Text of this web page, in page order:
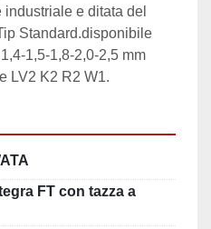
e ditata del
Standard.disponibile
1,5-1,8-2,0-2,5 mm
LV2 K2 R2 W1.
FT con tazza a